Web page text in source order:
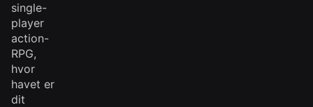
single-
player
action-
RPG,
hvor
havet er
dit